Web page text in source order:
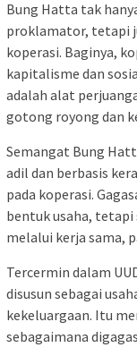
Bung Hatta tak
proklamator, tetapi
koperasi. Baginya,
kapitalisme dan
adalah alat
gotong royong dan
Semangat Bung
adil dan berbasis
pada koperasi.
bentuk usaha, tetapi
melalui kerja sama,
Tercermin dalam
disusun sebagai
kekeluargaan. Itu
sebagaimana